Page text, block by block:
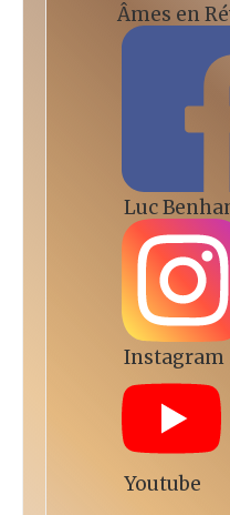
Âmes en
Luc
Instagram
Youtube